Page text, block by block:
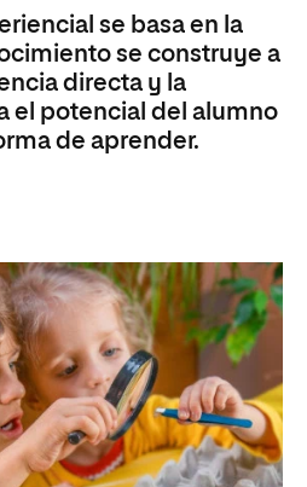
se basa en la
se construye a
directa y la
el potencial del alumno
de aprender.